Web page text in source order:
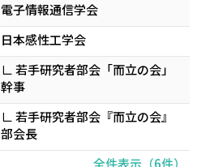
電子情報通信学会
日本感性工学会
∟ 若手研究者部会「而立の会」
幹事
∟ 若手研究者部会『而立の会』
部会長
全件表示（6件）